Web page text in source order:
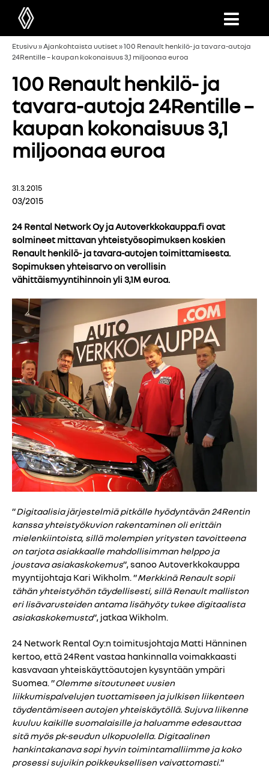
Etusivu»Ajankohtaista uutiset»100 Renault henkilö- ja tavara-autoja
24Rentille – kaupan kokonaisuus 3,1 miljoonaa euroa
100 Renault henkilö- ja
tavara-autoja 24Rentille –
kaupan kokonaisuus 3,1
miljoonaa euroa
31.3.2015
03/2015
24 Rental Network Oy ja Autoverkkokauppa.fi ovat
solmineet mittavan yhteistyösopimuksen koskien
Renault henkilö- ja tavara-autojen toimittamisesta.
Sopimuksen yhteisarvo on verollisin
vähittäismyyntihinnoin yli 3,1M euroa.
”Digitaalisia järjestelmiä pitkälle hyödyntävän 24Rentin
kanssa yhteistyökuvion rakentaminen oli erittäin
mielenkiintoista, sillä molempien yritysten tavoitteena
on tarjota asiakkaalle mahdollisimman helppo ja
joustava asiakaskokemus”, sanoo Autoverkkokauppa
myyntijohtaja Kari Wikholm. ”Merkkinä Renault sopii
tähän yhteistyöhön täydellisesti, sillä Renault malliston
eri lisävarusteiden antama lisähyöty tukee digitaalista
asiakaskokemusta”, jatkaa Wikholm.
24 Network Rental Oy:n toimitusjohtaja Matti Hänninen
kertoo, että 24Rent vastaa hankinnalla voimakkaasti
kasvavaan yhteiskäyttöautojen kysyntään ympäri
Suomea. ”Olemme sitoutuneet uusien
liikkumispalvelujen tuottamiseen ja julkisen liikenteen
täydentämiseen autojen yhteiskäytöllä. Sujuva liikenne
kuuluu kaikille suomalaisille ja haluamme edesauttaa
sitä myös pk-seudun ulkopuolella. Digitaalinen
hankintakanava sopi hyvin toimintamalliimme ja koko
prosessi sujuikin poikkeuksellisen vaivattomasti.”